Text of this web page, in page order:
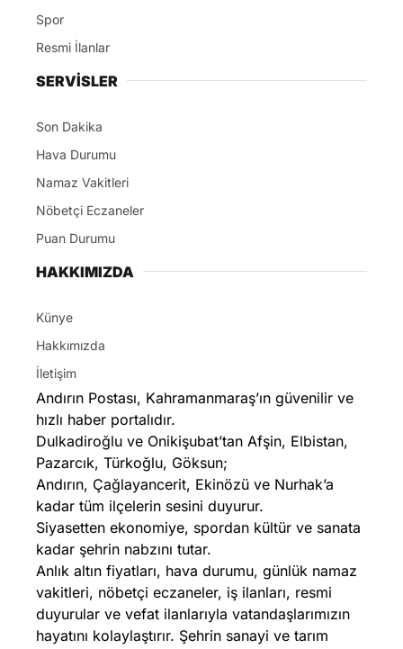
Spor
Resmi İlanlar
SERVİSLER
Son Dakika
Hava Durumu
Namaz Vakitleri
Nöbetçi Eczaneler
Puan Durumu
HAKKIMIZDA
Künye
Hakkımızda
İletişim
Andırın Postası, Kahramanmaraş’ın güvenilir ve
hızlı haber portalıdır.
Dulkadiroğlu ve Onikişubat’tan Afşin, Elbistan,
Pazarcık, Türkoğlu, Göksun;
Andırın, Çağlayancerit, Ekinözü ve Nurhak’a
kadar tüm ilçelerin sesini duyurur.
Siyasetten ekonomiye, spordan kültür ve sanata
kadar şehrin nabzını tutar.
Anlık altın fiyatları, hava durumu, günlük namaz
vakitleri, nöbetçi eczaneler, iş ilanları, resmi
duyurular ve vefat ilanlarıyla vatandaşlarımızın
hayatını kolaylaştırır. Şehrin sanayi ve tarım